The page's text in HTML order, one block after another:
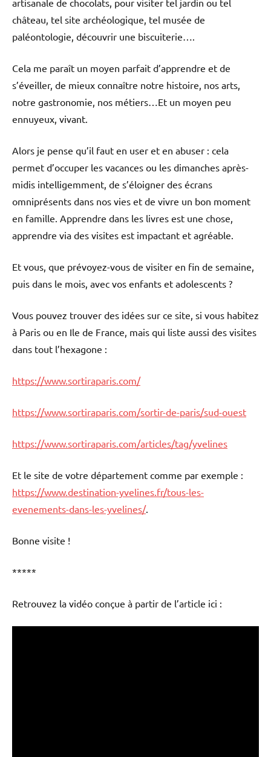
château, tel site archéologique, tel musée de
paléontologie, découvrir une biscuiterie….
Cela me paraît un moyen parfait d’apprendre et de
s’éveiller, de mieux connaître notre histoire, nos arts,
notre gastronomie, nos métiers…Et un moyen peu
ennuyeux, vivant.
Alors je pense qu’il faut en user et en abuser : cela
permet d’occuper les vacances ou les dimanches après-
midis intelligemment, de s’éloigner des écrans
omniprésents dans nos vies et de vivre un bon moment
en famille. Apprendre dans les livres est une chose,
apprendre via des visites est impactant et agréable.
Et vous, que prévoyez-vous de visiter en fin de semaine,
puis dans le mois, avec vos enfants et adolescents ?
Vous pouvez trouver des idées sur ce site, si vous habitez
à Paris ou en Ile de France, mais qui liste aussi des visites
dans tout l’hexagone :
https://www.sortiraparis.com/
https://www.sortiraparis.com/sortir-de-paris/sud-ouest
https://www.sortiraparis.com/articles/tag/yvelines
Et le site de votre département comme par exemple :
https://www.destination-yvelines.fr/tous-les-
evenements-dans-les-yvelines/.
Bonne visite !
*****
Retrouvez la vidéo conçue à partir de l’article ici :